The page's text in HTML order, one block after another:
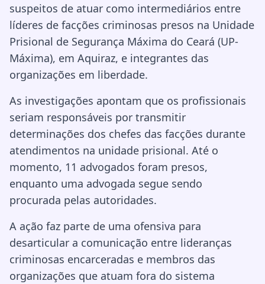
suspeitos de atuar como intermediários entre
líderes de facções criminosas presos na Unidade
Prisional de Segurança Máxima do Ceará (UP-
Máxima), em Aquiraz, e integrantes das
organizações em liberdade.
As investigações apontam que os profissionais
seriam responsáveis por transmitir
determinações dos chefes das facções durante
atendimentos na unidade prisional. Até o
momento, 11 advogados foram presos,
enquanto uma advogada segue sendo
procurada pelas autoridades.
A ação faz parte de uma ofensiva para
desarticular a comunicação entre lideranças
criminosas encarceradas e membros das
organizações que atuam fora do sistema